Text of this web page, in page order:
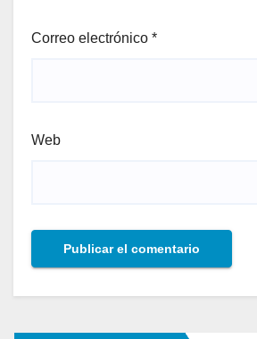
Correo electrónico *
Web